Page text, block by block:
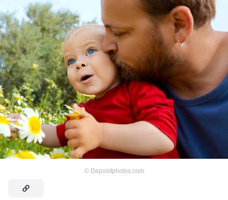
© Depositphotos.com